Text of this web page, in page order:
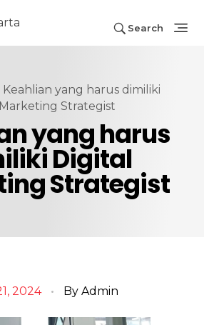
Search
Keahlian yang harus dimiliki
Strategist
yang harus
Digital
Strategist
2024 By Admin